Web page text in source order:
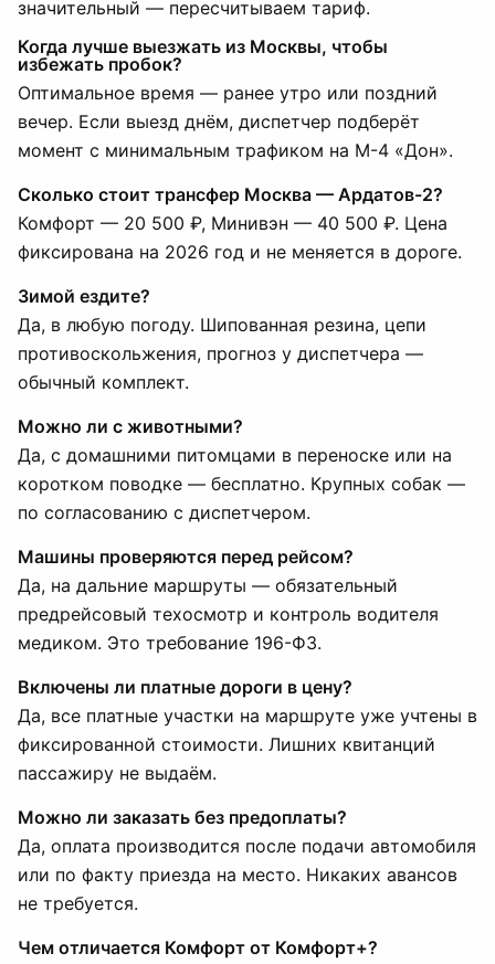
значительный — пересчитываем тариф.
Когда лучше выезжать из Москвы, чтобы
избежать пробок?
Оптимальное время — ранее утро или поздний
вечер. Если выезд днём, диспетчер подберёт
момент с минимальным трафиком на М-4 «Дон».
Сколько стоит трансфер Москва — Ардатов-2?
Комфорт — 20 500 ₽, Минивэн — 40 500 ₽. Цена
фиксирована на 2026 год и не меняется в дороге.
Зимой ездите?
Да, в любую погоду. Шипованная резина, цепи
противоскольжения, прогноз у диспетчера —
обычный комплект.
Можно ли с животными?
Да, с домашними питомцами в переноске или на
коротком поводке — бесплатно. Крупных собак —
по согласованию с диспетчером.
Машины проверяются перед рейсом?
Да, на дальние маршруты — обязательный
предрейсовый техосмотр и контроль водителя
медиком. Это требование 196-ФЗ.
Включены ли платные дороги в цену?
Да, все платные участки на маршруте уже учтены в
фиксированной стоимости. Лишних квитанций
пассажиру не выдаём.
Можно ли заказать без предоплаты?
Да, оплата производится после подачи автомобиля
или по факту приезда на место. Никаких авансов
не требуется.
Чем отличается Комфорт от Комфорт+?